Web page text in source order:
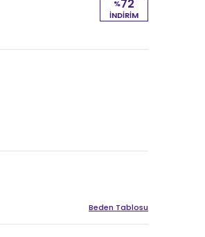
%72
İNDIRIM
Beden Tablosu